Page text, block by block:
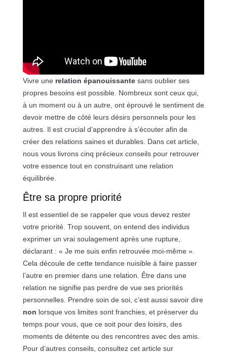
Vivre une relation épanouissantesans oublier ses
propres besoins est possible. Nombreux sont ceux qui,
à un moment ou à un autre, ont éprouvé le sentiment de
devoir mettre de côté leurs désirs personnels pour les
autres. Il est crucial d’apprendre à s’écouter afin de
créer des relations saines et durables. Dans cet article,
nous vous livrons cinq précieux conseils pour retrouver
votre essence tout en construisant une relation
équilibrée.
Être sa propre priorité
Il est essentiel de se rappeler que vous devez rester
votre priorité. Trop souvent, on entend des individus
exprimer un vrai soulagement après une rupture,
déclarant : « Je me suis enfin retrouvée moi-même ».
Cela découle de cette tendance nuisible à faire passer
l’autre en premier dans une relation. Être dans une
relation ne signifie pas perdre de vue ses priorités
personnelles. Prendre soin de soi, c’est aussi savoir dire
non lorsque vos limites sont franchies, et préserver du
temps pour vous, que ce soit pour des loisirs, des
moments de détente ou des rencontres avec des amis.
Pour d’autres conseils, consultez cet article sur